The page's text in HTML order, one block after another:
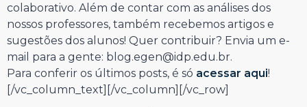
colaborativo. Além de contar com as análises dos
nossos professores, também recebemos artigos e
sugestões dos alunos! Quer contribuir? Envia um e-
mail para a gente: blog.egen@idp.edu.br.
Para conferir os últimos posts, é só acessar aqui!
[/vc_column_text][/vc_column][/vc_row]